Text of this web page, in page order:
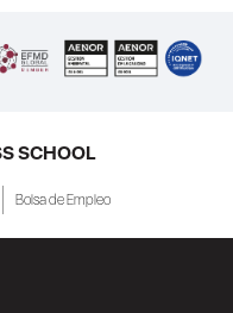
SCHOOL
Bolsa de Empleo